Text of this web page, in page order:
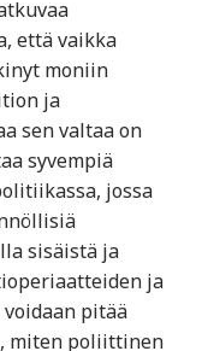
että vaikka
moniin
ja
sen valtaa on
syvempiä
jossa
sisäistä ja
ja
pitää
miten poliittinen